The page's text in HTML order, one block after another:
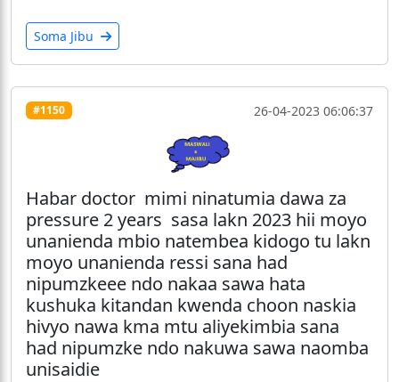
Soma Jibu
#1150 26-04-2023 06:06:37
Habar doctor mimi ninatumia dawa za
pressure 2 years sasa lakn 2023 hii moyo
unanienda mbio natembea kidogo tu lakn
moyo unanienda ressi sana had
nipumzkeee ndo nakaa sawa hata
kushuka kitandan kwenda choon naskia
hivyo nawa kma mtu aliyekimbia sana
had nipumzke ndo nakuwa sawa naomba
unisaidie